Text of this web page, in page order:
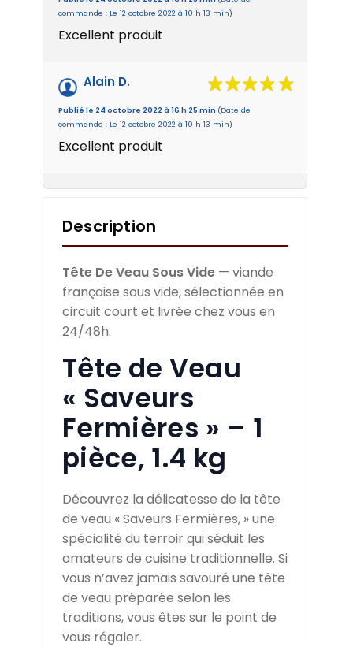
commande : Le 12 octobre 2022 à 10 h 13 min)
Excellent produit
Alain D.
Publié le 24 octobre 2022 à 16 h 25 min (Date de
commande : Le 12 octobre 2022 à 10 h 13 min)
Excellent produit
Description
Tête De Veau Sous Vide — viande
française sous vide, sélectionnée en
circuit court et livrée chez vous en
24/48h.
Tête de Veau
« Saveurs
Fermières » – 1
pièce, 1.4 kg
Découvrez la délicatesse de la tête
de veau « Saveurs Fermières, » une
spécialité du terroir qui séduit les
amateurs de cuisine traditionnelle. Si
vous n’avez jamais savouré une tête
de veau préparée selon les
traditions, vous êtes sur le point de
vous régaler.